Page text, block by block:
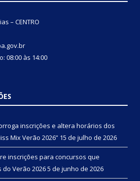
– CENTRO
08:00 às 14:00
inscrições e altera horários dos
Mix Verão 2026” 15 de julho de 2026
inscrições para concursos que
Verão 20265 de junho de 2026